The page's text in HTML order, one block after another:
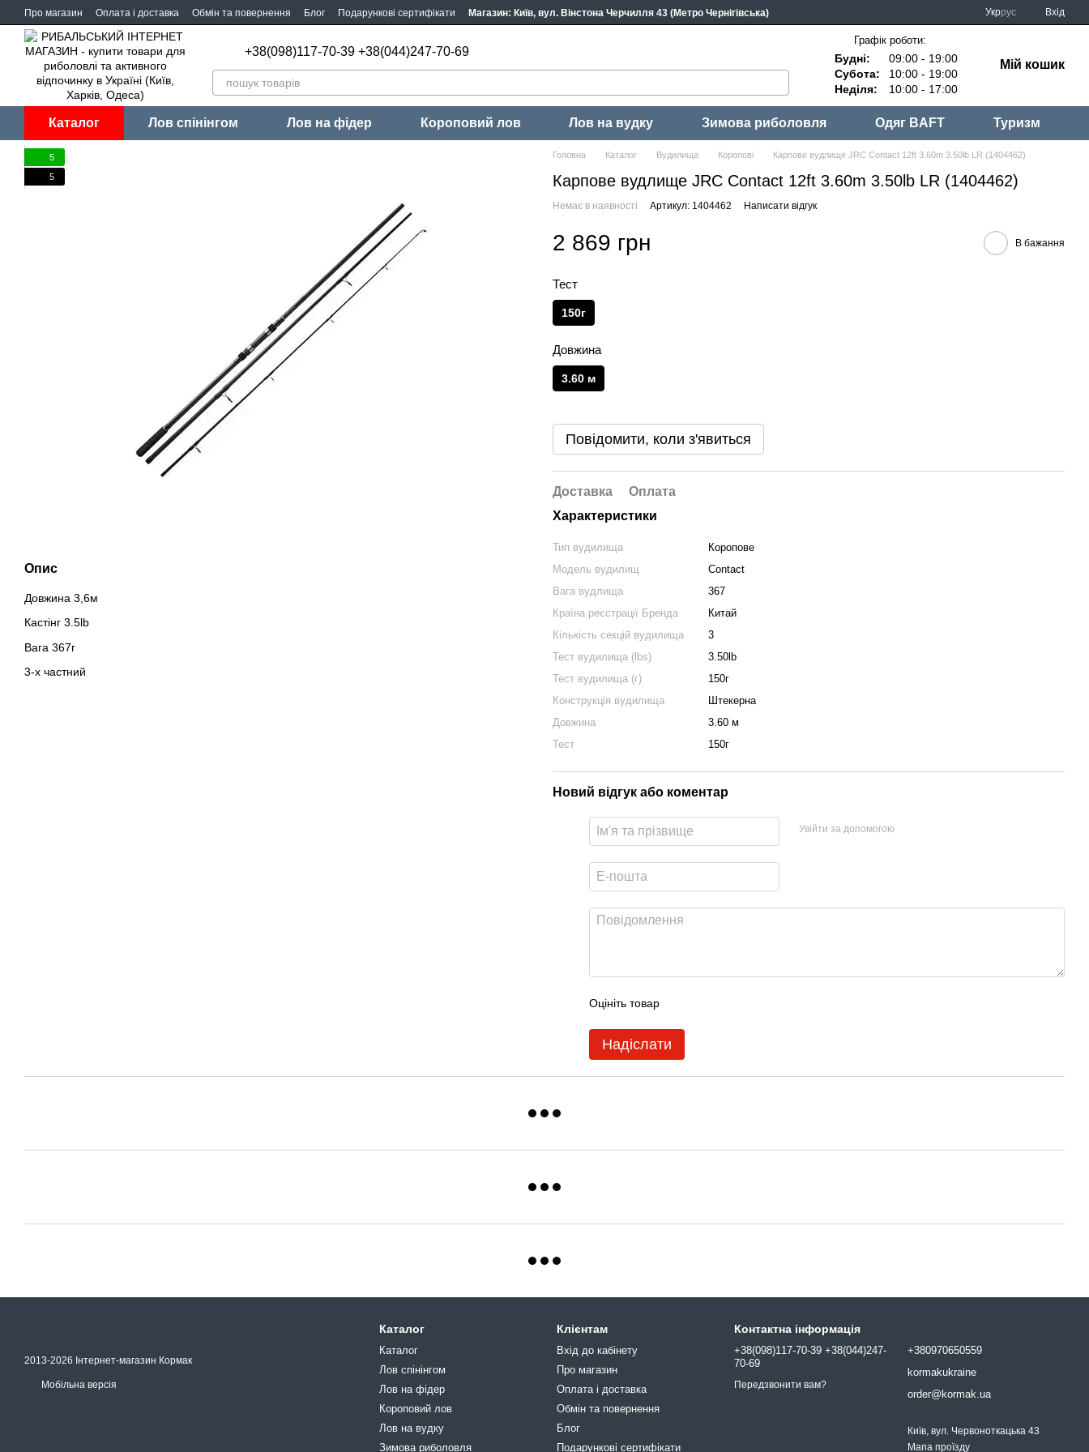
Перейти до основного контенту
Про магазин Оплата і доставка Обмін та повернення Блог Подарункові сертифікати Магазин: Київ, вул. Вінстона Черчилля 43 (Метро Чернігівська) Укррус Вхід
+38(098)117-70-39 +38(044)247-70-69
Графік роботи:
Будні:
09:00 - 19:00
Субота:
10:00 - 19:00
Неділя:
10:00 - 17:00
Мій кошик
Каталог Лов спінінгом Лов на фідер Короповий лов Лов на вудку Зимова риболовля Одяг BAFT Туризм
5
5
Опис
Довжина 3,6м
Кастінг 3.5lb
Вага 367г
3-х частний
Головна Каталог Вудилища Коропові Карпове вудлище JRC Contact 12ft 3.60m 3.50lb LR (1404462)
Карпове вудлище JRC Contact 12ft 3.60m 3.50lb LR (1404462)
Немає в наявності Артикул: 1404462 Написати відгук
2 869 грн В бажання
Тест
150г
Довжина
3.60 м
Повідомити, коли з'явиться
Доставка
Оплата
Характеристики
Тип вудилища
Коропове
Модель вудилищ
Contact
Вага вудлища
367
Країна реєстрації Бренда
Китай
Кількість секцій вудилища
3
Тест вудилища (lbs)
3.50lb
Тест вудилища (г)
150г
Конструкція вудилища
Штекерна
Довжина
3.60 м
Тест
150г
Новий відгук або коментар
Увійти за допомогою
Оцініть товар
Надіслати
2013-2026 Інтернет-магазин Кормак
Мобільна версія
Каталог
Каталог
Лов спінінгом
Лов на фідер
Короповий лов
Лов на вудку
Зимова риболовля
Клієнтам
Вхід до кабінету
Про магазин
Оплата і доставка
Обмін та повернення
Блог
Подарункові сертифікати
Контактна інформація
+38(098)117-70-39 +38(044)247-
70-69
Передзвонити вам?
+380970650559
kormakukraine
order@kormak.ua
Київ, вул. Червоноткацька 43
Мапа проїзду